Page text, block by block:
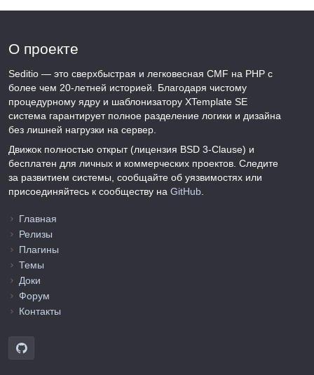
О проекте
Seditio — это сверхбыстрая и легковесная CMF на PHP с
более чем 20-летней историей. Благодаря чистому
процедурному ядру и шаблонизатору XTemplate SE
система гарантирует полное разделение логики и дизайна
без лишней нагрузки на сервер.
Движок полностью открыт (лицензия BSD 3-Clause) и
бесплатен для личных и коммерческих проектов. Следите
за развитием системы, сообщайте об уязвимостях или
присоединяйтесь к сообществу на GitHub
Главная
Релизы
Плагины
Темы
Доки
Форум
Контакты